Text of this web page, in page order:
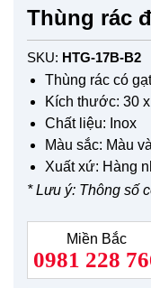
Thùng rác
SKU: HTG-17B-B2
Thùng rác có
Kích thước: 30
Chất liệu: Inox
Màu sắc: Màu
Xuất xứ: Hàng
* Lưu ý: Thông số
Miền Bắc
0981 228